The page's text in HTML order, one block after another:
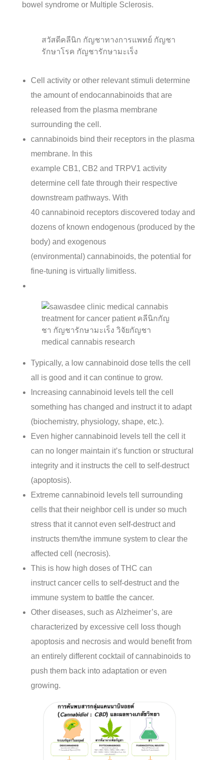
bowel syndrome or Multiple Sclerosis.
สวัสดีคลีนิก กัญชาทางการแพทย์ กัญชา
รักษาโรค กัญชารักษามะเร็ง
Cell activity or other relevant stimuli determine
the amount of endocannabinoids that are
released from the plasma membrane
surrounding the cell.
cannabinoids bind their receptors in the plasma
membrane. In this
example CB1, CB2 and TRPV1 activity
determine cell fate through their respective
downstream pathways. With
40 cannabinoid receptors discovered today and
dozens of known endogenous (produced by the
body) and exogenous
(environmental) cannabinoids, the potential for
fine-tuning is virtually limitless.
Typically, a low cannabinoid dose tells the cell
all is good and it can continue to grow.
Increasing cannabinoid levels tell the cell
something has changed and instruct it to adapt
(biochemistry, physiology, shape, etc.).
Even higher cannabinoid levels tell the cell it
can no longer maintain it’s function or structural
integrity and it instructs the cell to self-destruct
(apoptosis).
Extreme cannabinoid levels tell surrounding
cells that their neighbor cell is under so much
stress that it cannot even self-destruct and
instructs them/the immune system to clear the
affected cell (necrosis).
This is how high doses of THC can
instruct cancer cells to self-destruct and the
immune system to battle the cancer.
Other diseases, such as Alzheimer’s, are
characterized by excessive cell loss though
apoptosis and necrosis and would benefit from
an entirely different cocktail of cannabinoids to
push them back into adaptation or even
growing.